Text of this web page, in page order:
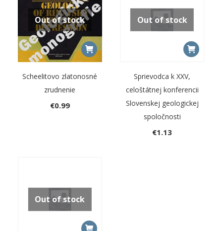
Out of stock
Scheelitovo zlatonosné
zrudnenie
€0.99
Out of stock
Sprievodca k XXV,
celoštátnej konferencii
Slovenskej geologickej
spoločnosti
€1.13
Out of stock